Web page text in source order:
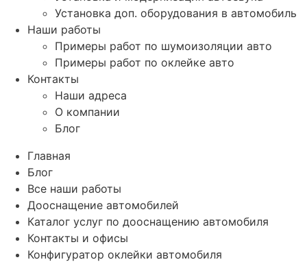
Установка доп. оборудования в автомобиль
Наши работы
Примеры работ по шумоизоляции авто
Примеры работ по оклейке авто
Контакты
Наши адреса
О компании
Блог
Главная
Блог
Все наши работы
Дооснащение автомобилей
Каталог услуг по дооснащению автомобиля
Контакты и офисы
Конфигуратор оклейки автомобиля